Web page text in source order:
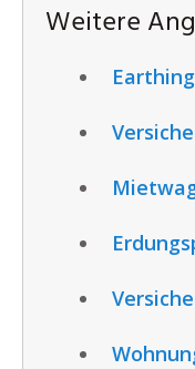
Weitere